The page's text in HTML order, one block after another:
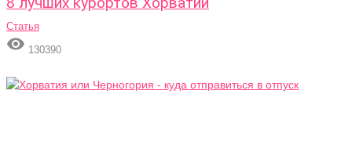
Статья
 130390